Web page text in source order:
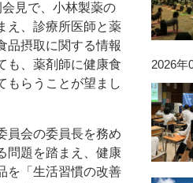
見で、小林製薬の
え、診療所医師と薬
品摂取に関する情報
も、薬剤師に健康食
もらうことが望まし
員会の委員長を務め
問題を踏まえ、健康
を「生活習慣の改善
2026年